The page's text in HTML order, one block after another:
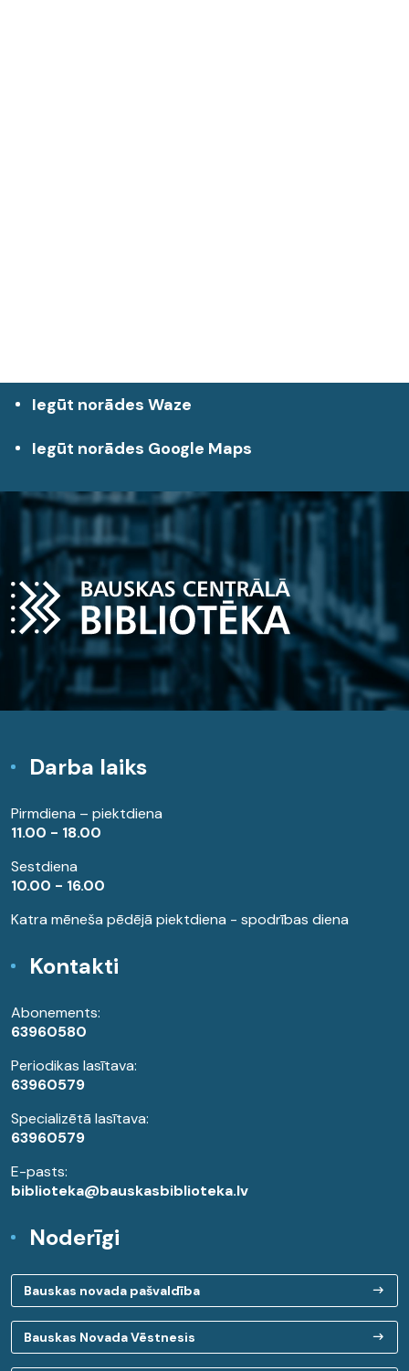
Iegūt norādes Waze
Iegūt norādes Google Maps
Darba laiks
Pirmdiena – piektdiena
11.00 - 18.00
Sestdiena
10.00 - 16.00
Katra mēneša pēdējā piektdiena - spodrības diena
Kontakti
Abonements:
63960580
Periodikas lasītava:
63960579
Specializētā lasītava:
63960579
E-pasts:
biblioteka@bauskasbiblioteka.lv
Noderīgi
Bauskas novada pašvaldība
Bauskas Novada Vēstnesis